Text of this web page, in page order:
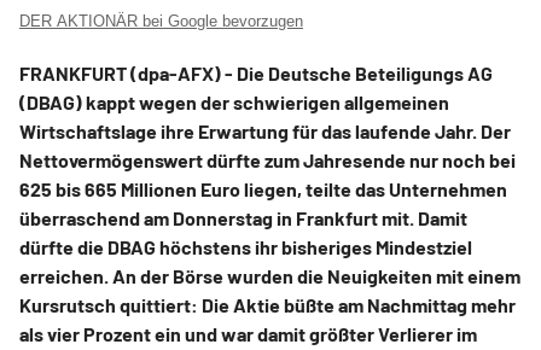
DER AKTIONÄR bei Google bevorzugen
FRANKFURT (dpa-AFX) - Die Deutsche Beteiligungs AG
(DBAG) kappt wegen der schwierigen allgemeinen
Wirtschaftslage ihre Erwartung für das laufende Jahr. Der
Nettovermögenswert dürfte zum Jahresende nur noch bei
625 bis 665 Millionen Euro liegen, teilte das Unternehmen
überraschend am Donnerstag in Frankfurt mit. Damit
dürfte die DBAG höchstens ihr bisheriges Mindestziel
erreichen. An der Börse wurden die Neuigkeiten mit einem
Kursrutsch quittiert: Die Aktie büßte am Nachmittag mehr
als vier Prozent ein und war damit größter Verlierer im